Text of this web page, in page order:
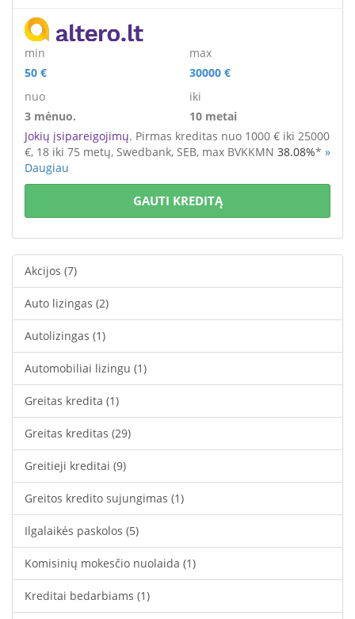
min
50 €
max
30000 €
nuo
3 mėnuo.
iki
10 metai
Jokių įsipareigojimų. Pirmas kreditas nuo 1000 € iki 25000
€, 18 iki 75 metų, Swedbank, SEB, max BVKKMN 38.08%* »
Daugiau
GAUTI KREDITĄ
Akcijos (7)
Auto lizingas (2)
Autolizingas (1)
Automobiliai lizingu (1)
Greitas kredita (1)
Greitas kreditas (29)
Greitieji kreditai (9)
Greitos kredito sujungimas (1)
Ilgalaikės paskolos (5)
Komisinių mokesčio nuolaida (1)
Kreditai bedarbiams (1)